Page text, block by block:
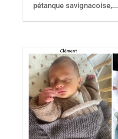
pétanque savignacoise,...